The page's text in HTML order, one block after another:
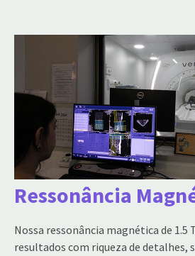
Ressonância
Nossa ressonância magnética de 1.5
resultados com riqueza de detalhes,